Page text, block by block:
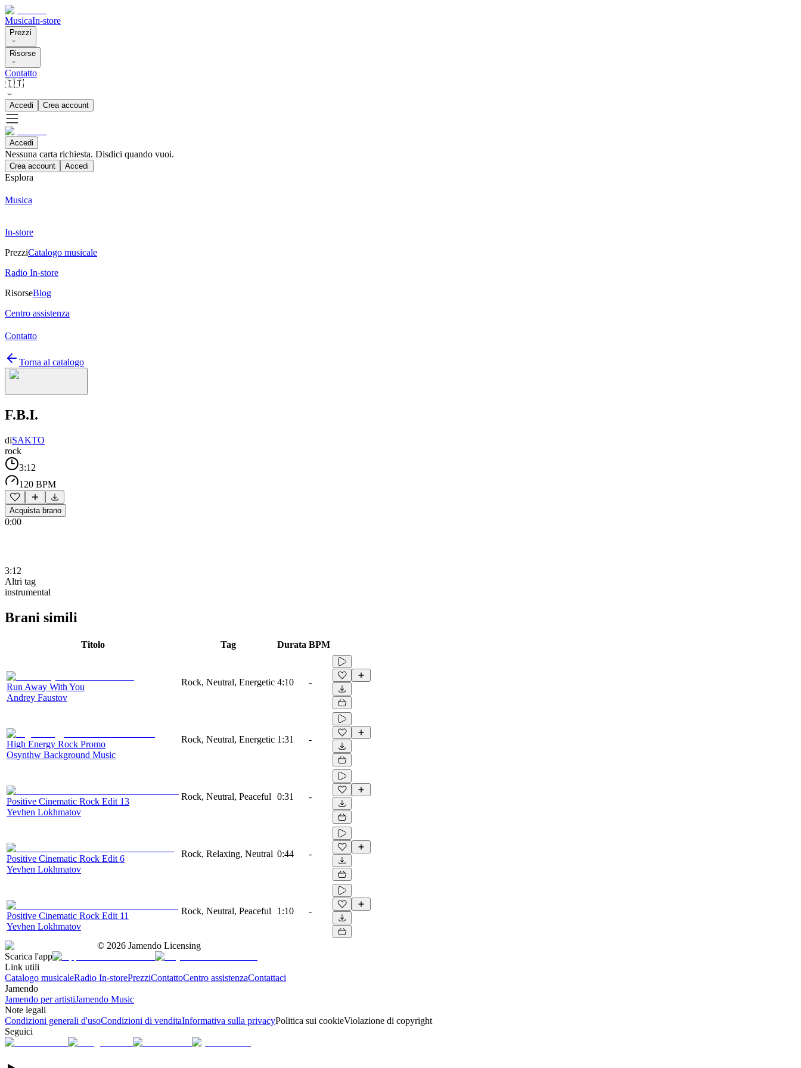
MusicaIn-store
Prezzi
Risorse
Contatto
🇮🇹
Accedi Crea account
Accedi
Nessuna carta richiesta. Disdici quando vuoi.
Crea account Accedi
Esplora
Musica
In-store
PrezziCatalogo musicale
Radio In-store
RisorseBlog
Centro assistenza
Contatto
Torna al catalogo
F.B.I.
diSAKTO
rock
3:12
120 BPM
Acquista brano
0:00
3:12
Altri tag
instrumental
Brani simili
Titolo Tag Durata BPM
Run Away With You
Andrey Faustov
Rock, Neutral, Energetic 4:10 -
High Energy Rock Promo
Osynthw Background Music
Rock, Neutral, Energetic 1:31 -
Positive Cinematic Rock Edit 13
Yevhen Lokhmatov
Rock, Neutral, Peaceful 0:31 -
Positive Cinematic Rock Edit 6
Yevhen Lokhmatov
Rock, Relaxing, Neutral 0:44 -
Positive Cinematic Rock Edit 11
Yevhen Lokhmatov
Rock, Neutral, Peaceful 1:10 -
© 2026 Jamendo Licensing
Scarica l'app
Link utili
Catalogo musicaleRadio In-storePrezziContattoCentro assistenzaContattaci
Jamendo
Jamendo per artistiJamendo Music
Note legali
Condizioni generali d'usoCondizioni di venditaInformativa sulla privacyPolitica sui cookieViolazione di copyright
Seguici